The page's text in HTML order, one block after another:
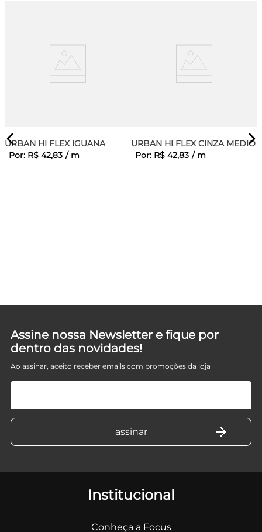
URBAN HI FLEX IGUANA
Por: R$ 42,83 / m
URBAN HI FLEX CINZA MEDIO
Por: R$ 42,83 / m
Assine nossa Newsletter e fique por
dentro das novidades!
Ao assinar, aceito receber emails com promoções da loja
Institucional
Conheça a Focus